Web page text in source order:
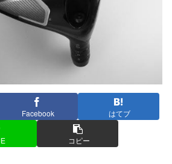
Facebook はてブ
コピー